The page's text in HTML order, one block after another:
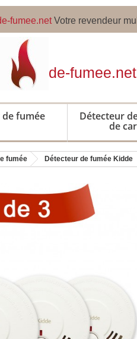
fumee.netVotre revendeur
de-fumee.net
fumée Détecteur
de
fumée Détecteur de fumée Kidde